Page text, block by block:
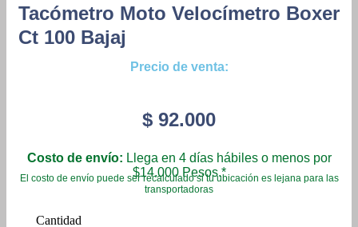
Tacómetro Moto Velocímetro Boxer
Ct 100 Bajaj
Precio de venta:
$ 92.000
Costo de envío: Llega en 4 días hábiles o menos por
$14.000 Pesos.*
El costo de envío puede ser recalculado si tu ubicación es lejana para las
transportadoras